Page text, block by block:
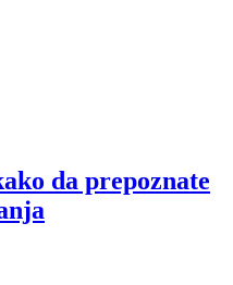
da prepoznate